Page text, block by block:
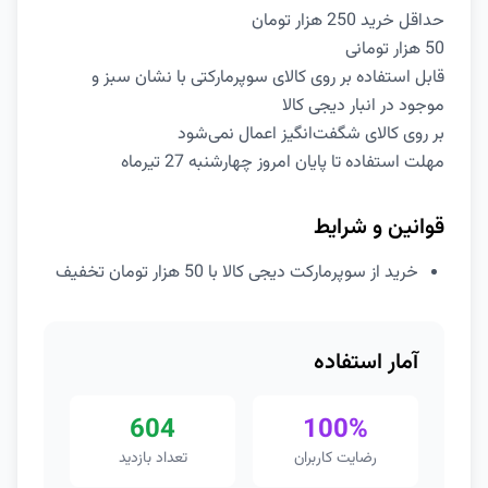
حداقل خرید 250 هزار تومان
50 هزار تومانی
قابل استفاده بر روی کالای سوپرمارکتی با نشان سبز و
موجود در انبار دیجی کالا
بر روی کالای شگفت‌انگیز اعمال نمی‌شود
مهلت استفاده تا پایان امروز چهارشنبه 27 تیرماه
قوانین و شرایط
خرید از سوپرمارکت دیجی کالا با 50 هزار تومان تخفیف
آمار استفاده
100%
رضایت کاربران
604
تعداد بازدید